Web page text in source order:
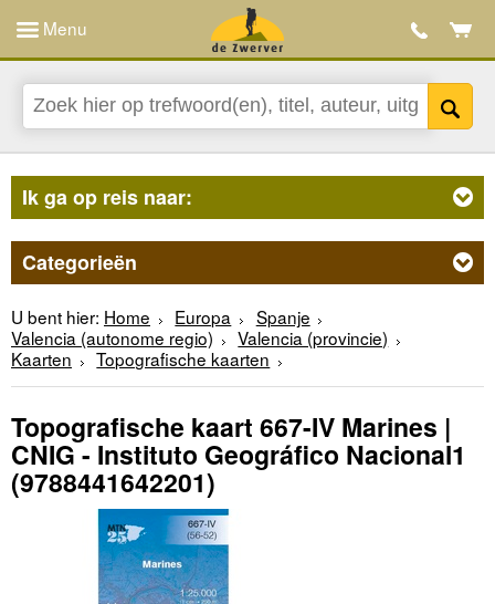
Menu
Ik ga op reis naar:
Categorieën
U bent hier: Home Europa
Spanje
Valencia (autonome regio)
Valencia (provincie)
Kaarten
Topografische kaarten
Topografische kaart 667-IV Marines |
CNIG - Instituto Geográfico Nacional1
(9788441642201)